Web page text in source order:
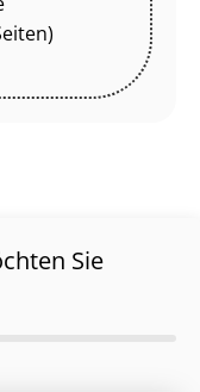
Sie